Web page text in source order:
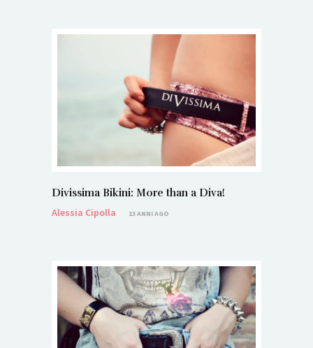
Divissima Bikini: More than a Diva!
Alessia Cipolla
13 ANNI AGO